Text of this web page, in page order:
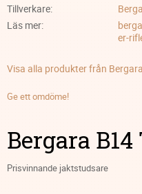
Tillverkare
Läs mer
er-
Visa alla produkter från Bergara
Ge ett omdöme!
Bergara
Prisvinnande jaktstudsare